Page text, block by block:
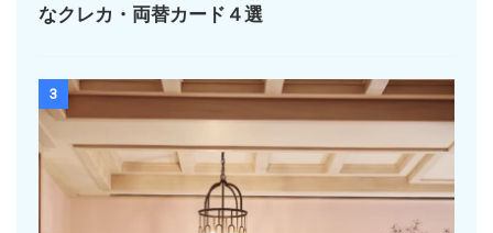
なクレカ・両替カード４選
3